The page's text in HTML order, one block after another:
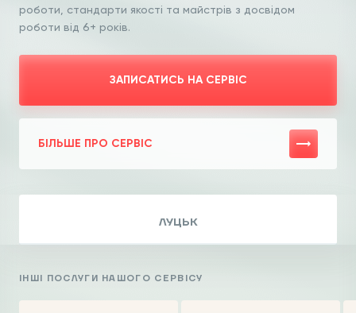
роботи, стандарти якості та майстрів з досвідом
роботи від 6+ років.
ЗАПИСАТИСЬ НА СЕРВІС
БІЛЬШЕ ПРО СЕРВІС
ЛУЦЬК
ІНШІ ПОСЛУГИ НАШОГО СЕРВІСУ